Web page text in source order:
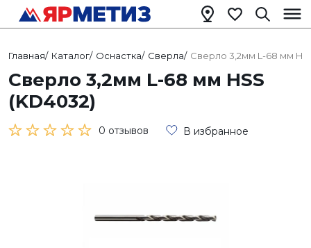
Главная/ Каталог/ Оснастка/ Сверла/ Сверло 3,2мм L-68 мм
Сверло 3,2мм L-68 мм HSS
(KD4032)
0 отзывов В избранное